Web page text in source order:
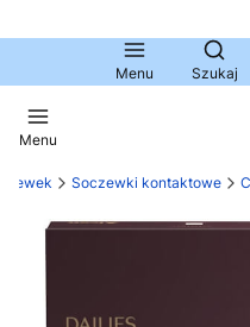
Menu Szukaj
Menu
Soczewki kontaktowe